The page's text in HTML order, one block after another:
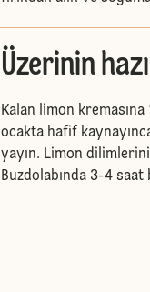
Üzerinin
Kalan limon kremasına
ocakta hafif
yayın. Limon dilimlerini
Buzdolabında 3-4